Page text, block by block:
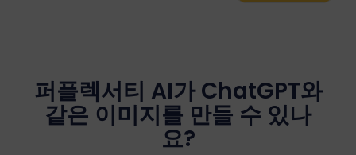
퍼플렉서티 AI가 ChatGPT와
같은 이미지를 만들 수 있나
요?